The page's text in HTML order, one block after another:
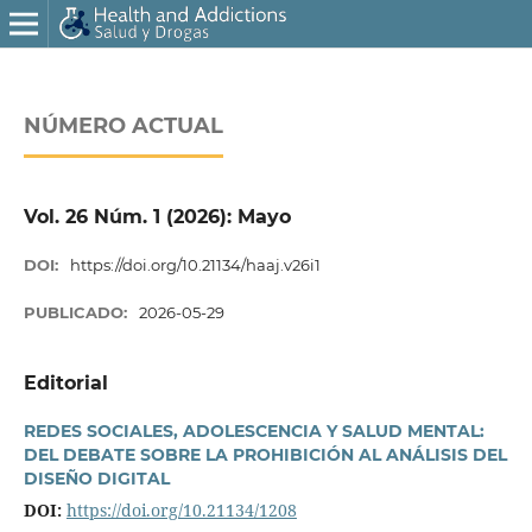
NÚMERO ACTUAL
Vol. 26 Núm. 1 (2026): Mayo
DOI: https://doi.org/10.21134/haaj.v26i1
PUBLICADO: 2026-05-29
Editorial
REDES SOCIALES, ADOLESCENCIA Y SALUD MENTAL:
DEL DEBATE SOBRE LA PROHIBICIÓN AL ANÁLISIS DEL
DISEÑO DIGITAL
DOI: https://doi.org/10.21134/1208